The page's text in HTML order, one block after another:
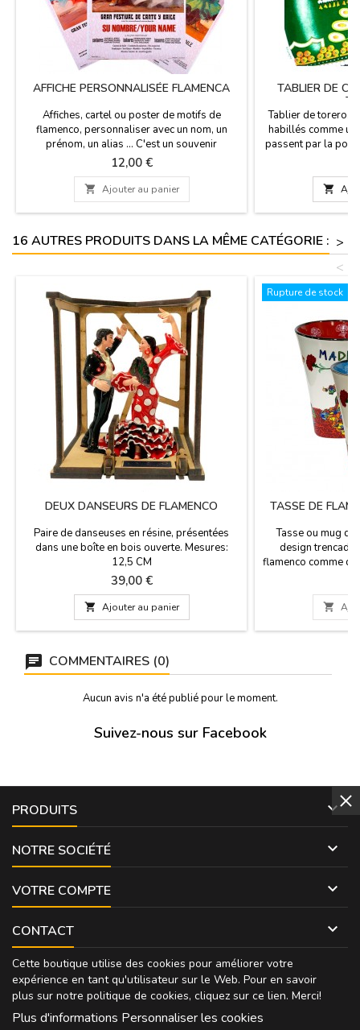
AFFICHE PERSONNALISÉE FLAMENCA
Affiches, cartel ou poster de motifs de
flamenco, personnaliser avec un nom, un
prénom, un alias ... C'est un souvenir
espagnol magnifique et typique pour tous
ceux qui veulent se sentir comme un véritable
artiste de flamenco. Espagne Souvenirs.Il
mesure 56 cm x 97 cm
Prix
12,00 €
 Ajouter au panier
TABLIER DE
Tablier de torero.
habillés comme
passent par la
idéal pour
souviens
(taille

16 AUTRES PRODUITS DANS LA MÊME CATÉGORIE : >
<
DEUX DANSEURS DE FLAMENCO
Paire de danseuses en résine, présentées
dans une boîte en bois ouverte. Mesures:
12,5 CM
Prix
39,00 €
 Ajouter au panier
Rupture de stock
TASSE DE
Tasse ou mug
design
flamenco comme
ml. Mesures:

COMMENTAIRES (0)
Aucun avis n'a été publié pour le moment.
Suivez-nous sur Facebook
PRODUITS 
NOTRE SOCIÉTÉ 
VOTRE COMPTE 
CONTACT 
Cette boutique utilise des cookies pour améliorer votre
expérience en tant qu'utilisateur sur le Web. Pour en savoir
plus sur notre politique de cookies, cliquez sur ce lien. Merci!
Plus d'informations Personnaliser les cookies